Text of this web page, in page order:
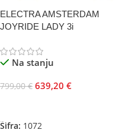
ELECTRA AMSTERDAM
JOYRIDE LADY 3i
Na stanju
799,00€ 639,20 €
Šifra: 1072